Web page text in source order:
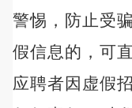
警惕，防止受
假信息的，可
应聘者因虚假